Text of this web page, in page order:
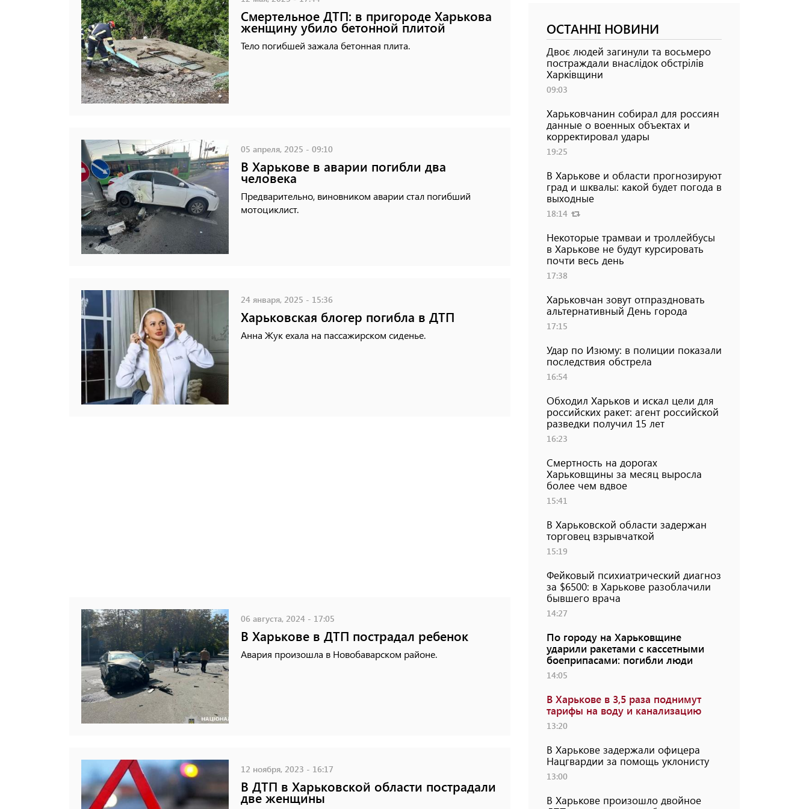
Смертельное ДТП: в пригороде Харькова
женщину убило бетонной плитой
Тело погибшей зажала бетонная плита.
05 апреля, 2025 - 09:10
В Харькове в аварии погибли два
человека
Предварительно, виновником аварии стал погибший
мотоциклист.
24 января, 2025 - 15:36
Харьковская блогер погибла в ДТП
Анна Жук ехала на пассажирском сиденье.
06 августа, 2024 - 17:05
В Харькове в ДТП пострадал ребенок
Авария произошла в Новобаварском районе.
12 ноября, 2023 - 16:17
В ДТП в Харьковской области пострадали
две женщины
ОСТАННІ НОВИНИ
Двоє людей загинули та восьмеро
постраждали внаслідок обстрілів
Харківщини
09:03
Харьковчанин собирал для россиян
данные о военных объектах и ​​
корректировал удары
19:25
В Харькове и области прогнозируют
град и шквалы: какой будет погода в
выходные
18:14
Некоторые трамваи и троллейбусы
в Харькове не будут курсировать
почти весь день
17:38
Харьковчан зовут отпраздновать
альтернативный День города
17:15
Удар по Изюму: в полиции показали
последствия обстрела
16:54
Обходил Харьков и искал цели для
российских ракет: агент российской
разведки получил 15 лет
16:23
Смертность на дорогах
Харьковщины за месяц выросла
более чем вдвое
15:41
В Харьковской области задержан
торговец взрывчаткой
15:19
Фейковый психиатрический диагноз
за $6500: в Харькове разоблачили
бывшего врача
14:27
По городу на Харьковщине
ударили ракетами с кассетными
боеприпасами: погибли люди
14:05
В Харькове в 3,5 раза поднимут
тарифы на воду и канализацию
13:20
В Харькове задержали офицера
Нацгвардии за помощь уклонисту
13:00
В Харькове произошло двойное